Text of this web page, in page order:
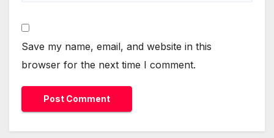
Save my name, email, and website in this
browser for the next time I comment.